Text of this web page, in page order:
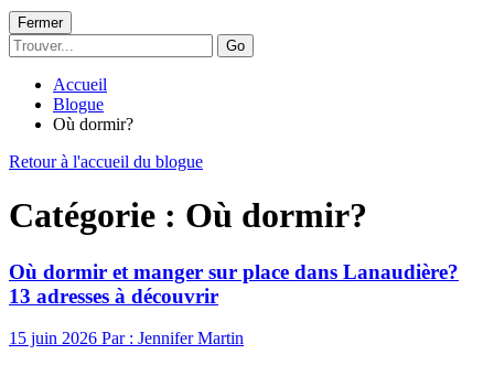
Fermer
Go
Accueil
Blogue
Où dormir?
Retour à l'accueil du blogue
Catégorie : Où dormir?
Où dormir et manger sur place dans Lanaudière?
13 adresses à découvrir
15 juin 2026 Par : Jennifer Martin